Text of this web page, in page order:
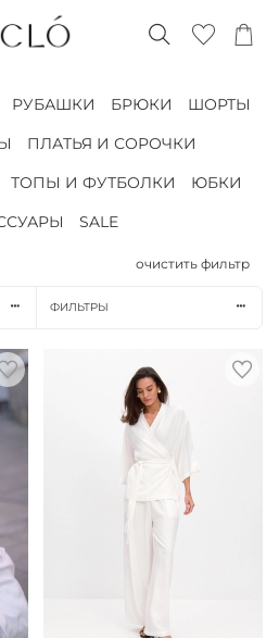
РУБАШКИ БРЮКИ
ШОРТЫ
ПЛАТЬЯ И СОРОЧКИ
ТОПЫ И ФУТБОЛКИ
ЮБКИ
SALE
очистить фильтр
ФИЛЬТРЫ